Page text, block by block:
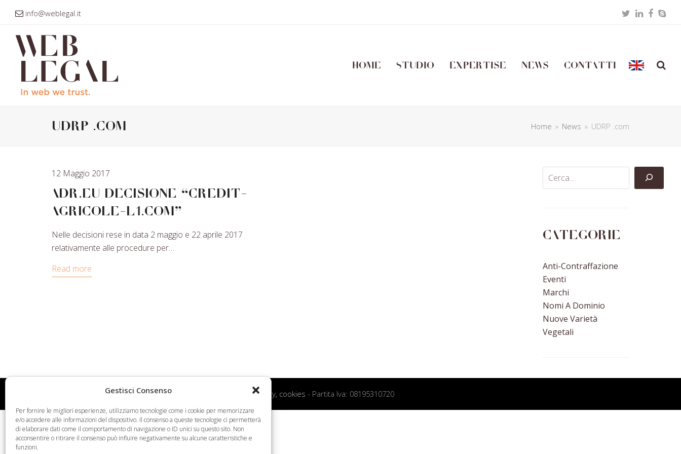
Gestisci Consenso
Per fornire le migliori esperienze, utilizziamo tecnologie come i cookie per memorizzare
e/o accedere alle informazioni del dispositivo. Il consenso a queste tecnologie ci permetterà
di elaborare dati come il comportamento di navigazione o ID unici su questo sito. Non
acconsentire o ritirare il consenso può influire negativamente su alcune caratteristiche e
funzioni.
info@weblegal.it TwitterLinkedIn
Home Studio Expertise News Contatti
UDRP .com Home » News » UDRP .com
12 Maggio 2017
ADR.eu Decisione “CREDIT-
AGRICOLE-L1.COM”
Nelle decisioni rese in data 2 maggio e 22 aprile 2017
relativamente alle procedure per…
Read more
Categorie
Anti-Contraffazione
Eventi
Marchi
Nomi A Dominio
Nuove Varietà
Vegetali
Web Legal © 2026 - Tutti i diritti riservati - Condizioni d’uso, privacy, cookies - Partita Iva: 08195310720